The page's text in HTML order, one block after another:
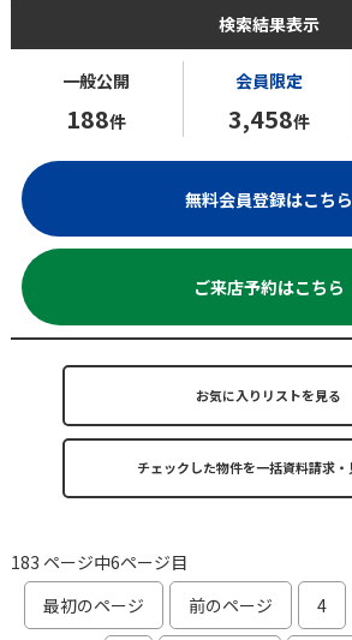
検索結果表示
一般公開
188件
会員限定
3,458件
無料会員登録はこちら
ご来店予約はこちら
お気に入りリストを見る
183 ページ中6ページ目
最初のページ
前のページ 4